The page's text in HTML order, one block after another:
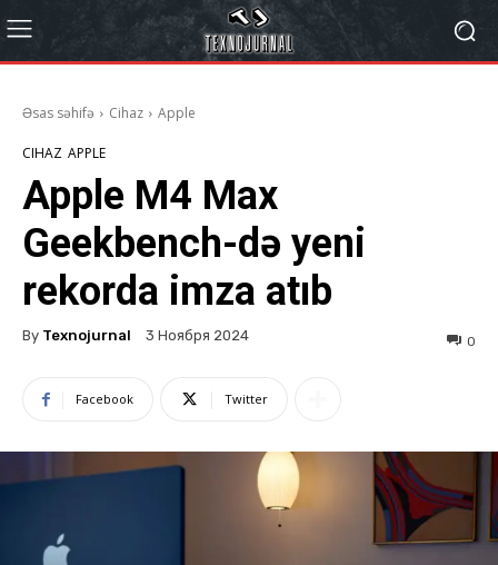
Əsas səhifə Cihaz Apple
CIHAZ APPLE
Apple M4 Max
Geekbench-də yeni
rekorda imza atıb
By Texnojurnal 3 Ноября 2024 0
Facebook Twitter